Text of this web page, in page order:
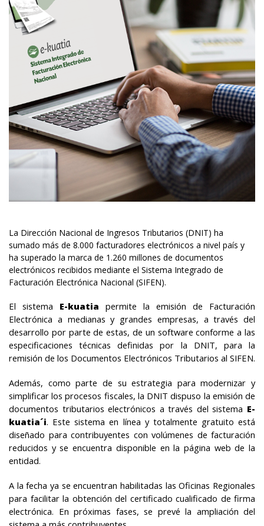
La Dirección Nacional de Ingresos Tributarios (DNIT) ha
sumado más de 8.000 facturadores electrónicos a nivel país y
ha superado la marca de 1.260 millones de documentos
electrónicos recibidos mediante el Sistema Integrado de
Facturación Electrónica Nacional (SIFEN).
El sistema E-kuatia permite la emisión de Facturación
Electrónica a medianas y grandes empresas, a través del
desarrollo por parte de estas, de un software conforme a las
especificaciones técnicas definidas por la DNIT, para la
remisión de los Documentos Electrónicos Tributarios al SIFEN.
Además, como parte de su estrategia para modernizar y
simplificar los procesos fiscales, la DNIT dispuso la emisión de
documentos tributarios electrónicos a través del sistema E-
kuatia´i. Este sistema en línea y totalmente gratuito está
diseñado para contribuyentes con volúmenes de facturación
reducidos y se encuentra disponible en la página web de la
entidad.
A la fecha ya se encuentran habilitadas las Oficinas Regionales
para facilitar la obtención del certificado cualificado de firma
electrónica. En próximas fases, se prevé la ampliación del